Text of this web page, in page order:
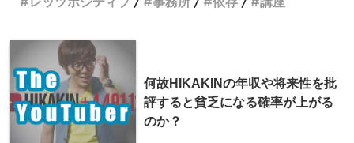
何故HIKAKINの年収や将来性を批
評すると貧乏になる確率が上がる
のか？